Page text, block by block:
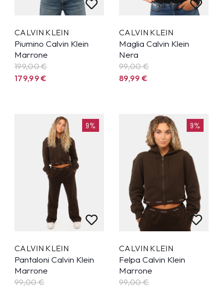
CALVIN KLEIN
Piumino Calvin Klein
Marrone
199,00 €
179,99€
CALVIN KLEIN
Maglia Calvin Klein
Nera
99,00 €
89,99€
9%
CALVIN KLEIN
Pantaloni Calvin Klein
Marrone
99,00 €
9%
CALVIN KLEIN
Felpa Calvin Klein
Marrone
99,00 €